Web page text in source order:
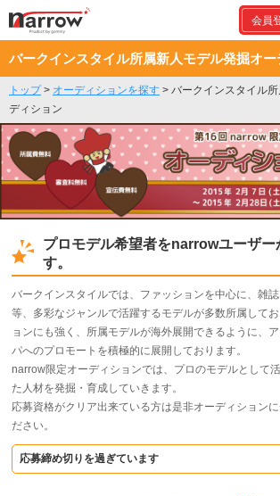
会員
バークインスタイル所属新人モデル発掘オ
トップ> オーディションを探す > バークインスタイル
ディション
プロモデル希望者をnarrowユーザー
す。
バークインスタイルでは、ファッションを中心に、雑
等、多彩なジャンルで活躍するモデルが多数所属して
ョンにも強く、所属モデルが海外展開できるように、
パへのプロモートを積極的に展開しております。
narrow限定オーディションでは、プロのモデルとして
た人材を発掘・育成していきます。
応募資格がクリア出来ている方は是非オーディション
ださい。
応募締め切りを過ぎています